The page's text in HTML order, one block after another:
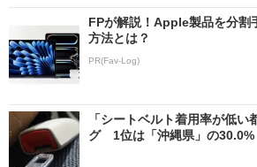
FPが解説！Apple製品を分割
方法とは？
PR(Fav-Log)
「シートベルト着用率が低い
グ 1位は「沖縄県」の30.0%